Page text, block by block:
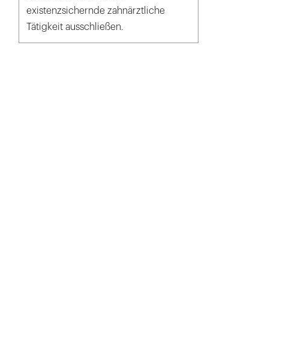
existenzsichernde zahnärztliche
Tätigkeit ausschließen.